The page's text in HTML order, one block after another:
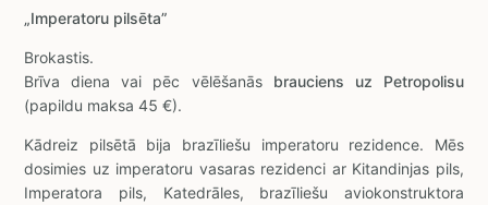
„Imperatoru pilsēta”
Brokastis.
Brīva diena vai pēc vēlēšanās brauciens uz Petropolisu
(papildu maksa 45 €).
Kādreiz pilsētā bija brazīliešu imperatoru rezidence. Mēs
dosimies uz imperatoru vasaras rezidenci ar Kitandinjas pils,
Imperatora pils, Katedrāles, brazīliešu aviokonstruktora